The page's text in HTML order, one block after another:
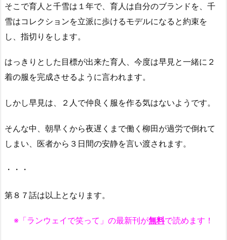
そこで育人と千雪は１年で、育人は自分のブランドを、千
雪はコレクションを立派に歩けるモデルになると約束を
し、指切りをします。
はっきりとした目標が出来た育人、今度は早見と一緒に２
着の服を完成させるように言われます。
しかし早見は、２人で仲良く服を作る気はないようです。
そんな中、朝早くから夜遅くまで働く柳田が過労で倒れて
しまい、医者から３日間の安静を言い渡されます。
・・・
第８７話は以上となります。
※「ランウェイで笑って」の最新刊が無料で読めます！